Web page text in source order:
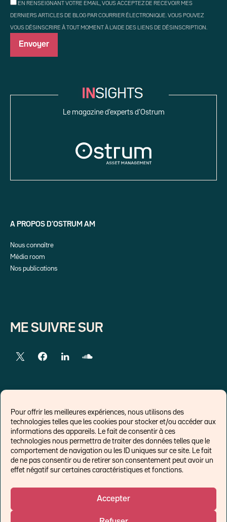
Pour offrir les meilleures expériences, nous utilisons des
technologies telles que les cookies pour stocker et/ou accéder aux
informations des appareils. Le fait de consentir à ces
technologies nous permettra de traiter des données telles que le
comportement de navigation ou les ID uniques sur ce site. Le fait
de ne pas consentir ou de retirer son consentement peut avoir un
effet négatif sur certaines caractéristiques et fonctions.
Accepter
EN RENSEIGNANT VOTRE EMAIL, VOUS ACCEPTEZ DE RECEVOIR MES
DERNIERS ARTICLES DE BLOG PAR COURRIER ÉLECTRONIQUE. VOUS POUVEZ
VOUS DÉSINSCRIRE À TOUT MOMENT À L'AIDE DES LIENS DE DÉSINSCRIPTION.
Le magazine d’experts d’Ostrum
A PROPOS D’OSTRUM AM
Nous connaître
Média room
Nos publications
ME SUIVRE SUR
LIENS EXTERNES
Chroniques pour Forbes
Economistes
Think tank
Politique de cookies (UE)